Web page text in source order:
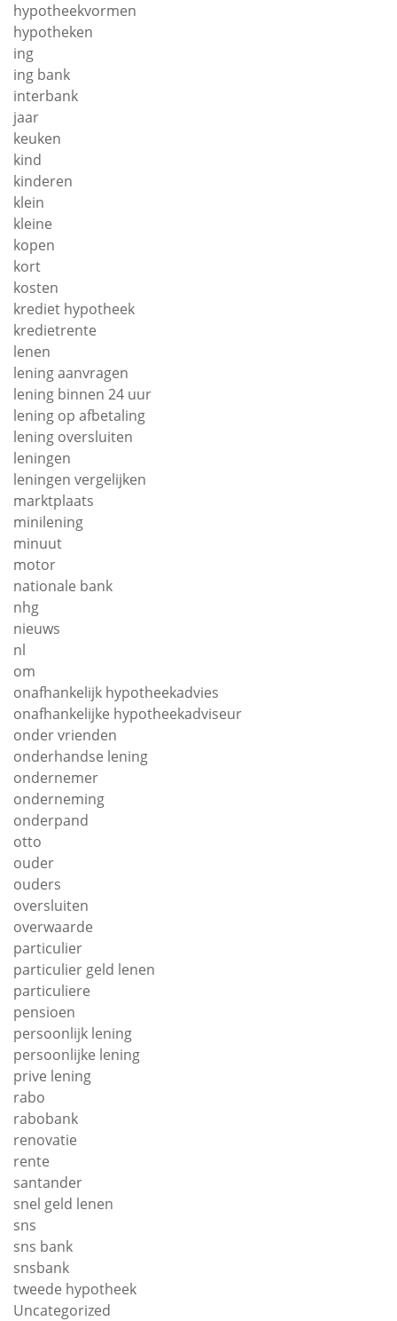
hypotheekvormen
hypotheken
ing
ing bank
interbank
jaar
keuken
kind
kinderen
klein
kleine
kopen
kort
kosten
krediet hypotheek
kredietrente
lenen
lening aanvragen
lening binnen 24 uur
lening op afbetaling
lening oversluiten
leningen
leningen vergelijken
marktplaats
minilening
minuut
motor
nationale bank
nhg
nieuws
nl
om
onafhankelijk hypotheekadvies
onafhankelijke hypotheekadviseur
onder vrienden
onderhandse lening
ondernemer
onderneming
onderpand
otto
ouder
ouders
oversluiten
overwaarde
particulier
particulier geld lenen
particuliere
pensioen
persoonlijk lening
persoonlijke lening
prive lening
rabo
rabobank
renovatie
rente
santander
snel geld lenen
sns
sns bank
snsbank
tweede hypotheek
Uncategorized